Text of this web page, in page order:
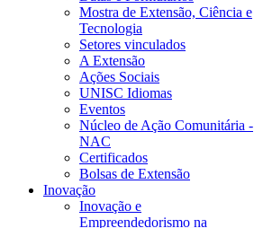
Mostra de Extensão, Ciência e
Tecnologia
Setores vinculados
A Extensão
Ações Sociais
UNISC Idiomas
Eventos
Núcleo de Ação Comunitária -
NAC
Certificados
Bolsas de Extensão
Inovação
Inovação e
Empreendedorismo na